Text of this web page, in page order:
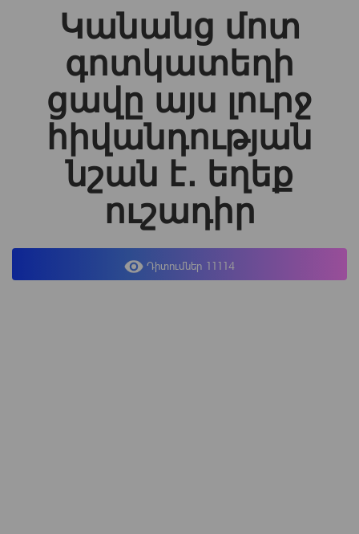
Կանանց մոտ
գոտկատեղի
ցավը այս լուրջ
հիվանդության
նշան է․ եղեք
ուշադիր
Դիտումներ 11114